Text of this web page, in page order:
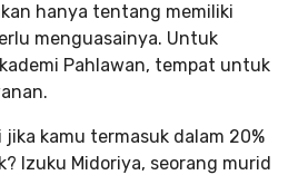
hanya tentang memiliki
menguasainya. Untuk
Pahlawan, tempat untuk
kamu termasuk dalam 20%
Izuku Midoriya, seorang murid